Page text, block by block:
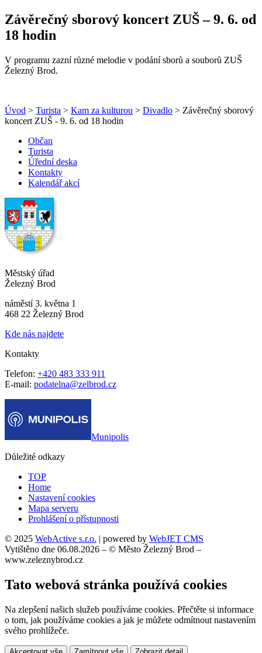
Závěrečný sborový koncert ZUŠ – 9. 6. od
18 hodin
V programu zazní různé melodie v podání sborů a souborů ZUŠ
Železný Brod.
Úvod > Turista > Kam za kulturou > Divadlo > Závěrečný sborový
koncert ZUŠ - 9. 6. od 18 hodin
Občan
Turista
Úřední deska
Kontakty
Kalendář akcí
Městský úřad
Železný Brod
náměstí 3. května 1
468 22 Železný Brod
Kde nás najdete
Kontakty
Telefon: +420 483 333 911
E-mail: podatelna@zelbrod.cz
Munipolis
Důležité odkazy
TOP
Home
Nastavení cookies
Mapa serveru
Prohlášení o přístupnosti
© 2025 WebActive s.r.o. | powered by WebJET CMS
Vytištěno dne 06.08.2026 – © Město Železný Brod –
www.zeleznybrod.cz
Tato webová stránka používá cookies
Na zlepšení našich služeb používáme cookies. Přečtěte si informace
o tom, jak používáme cookies a jak je můžete odmítnout nastavením
svého prohlížeče.